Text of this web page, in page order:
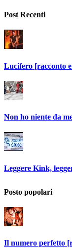
Post Recenti
Lucifero [racconto
Non ho niente da
Leggere Kink,
Posto popolari
Il numero perfetto